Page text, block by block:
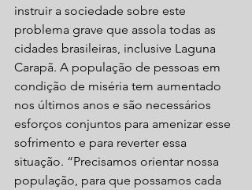
instruir a sociedade sobre este
problema grave que assola todas as
cidades brasileiras, inclusive Laguna
Carapã. A população de pessoas em
condição de miséria tem aumentado
nos últimos anos e são necessários
esforços conjuntos para amenizar esse
sofrimento e para reverter essa
situação. “Precisamos orientar nossa
população, para que possamos cada